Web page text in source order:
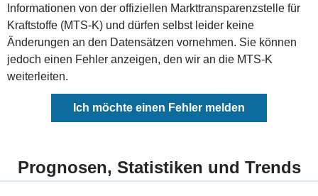
Informationen von der offiziellen Markttransparenzstelle für
Kraftstoffe (MTS-K) und dürfen selbst leider keine
Änderungen an den Datensätzen vornehmen. Sie können
jedoch einen Fehler anzeigen, den wir an die MTS-K
weiterleiten.
Ich möchte einen Fehler melden
Prognosen, Statistiken und Trends